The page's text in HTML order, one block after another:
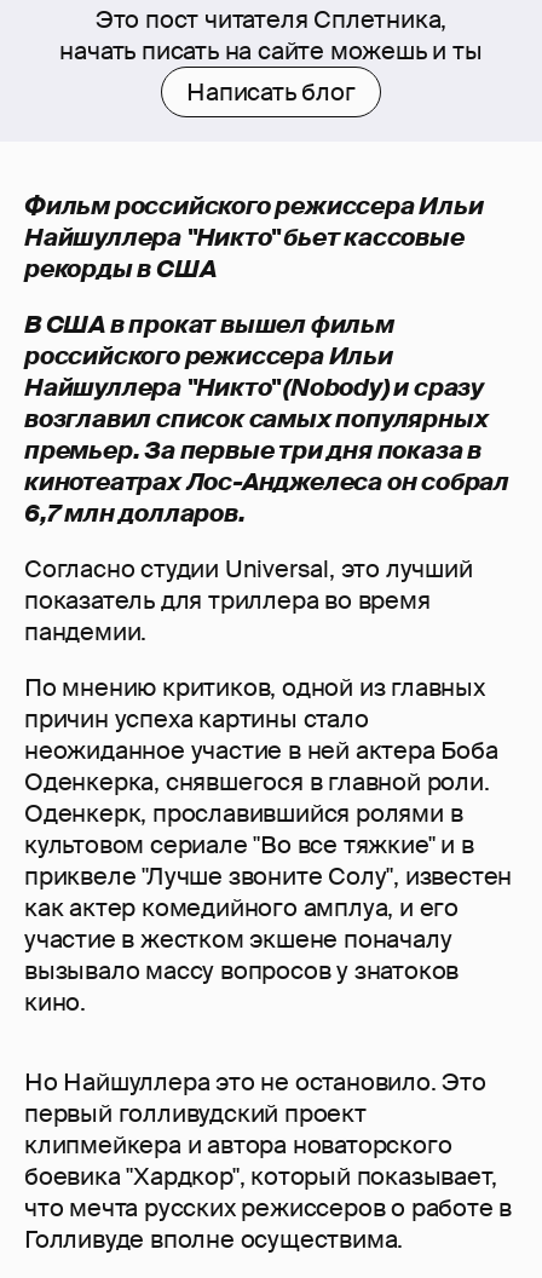
Это пост читателя Сплетника,
начать писать на сайте можешь и ты
Написать блог
Фильм российского режиссера Ильи
Найшуллера "Никто" бьет кассовые
рекорды в США
В США в прокат вышел фильм
российского режиссера Ильи
Найшуллера "Никто" (Nobody) и сразу
возглавил список самых популярных
премьер. За первые три дня показа в
кинотеатрах Лос-Анджелеса он собрал
6,7 млн долларов.
Согласно студии Universal, это лучший
показатель для триллера во время
пандемии.
По мнению критиков, одной из главных
причин успеха картины стало
неожиданное участие в ней актера Боба
Оденкерка, снявшегося в главной роли.
Оденкерк, прославившийся ролями в
культовом сериале "Во все тяжкие" и в
приквеле "Лучше звоните Солу", известен
как актер комедийного амплуа, и его
участие в жестком экшене поначалу
вызывало массу вопросов у знатоков
кино.
Но Найшуллера это не остановило. Это
первый голливудский проект
клипмейкера и автора новаторского
боевика "Хардкор", который показывает,
что мечта русских режиссеров о работе в
Голливуде вполне осуществима.